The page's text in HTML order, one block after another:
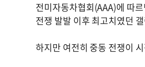
전미자동차협회(AAA)에 따
전쟁 발발 이후 최고치였던
하지만 여전히 중동 전쟁이